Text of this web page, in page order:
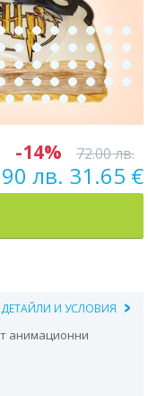
-14% 72.00 лв.
лв. 31.65 €
И УСЛОВИЯ
анимационни